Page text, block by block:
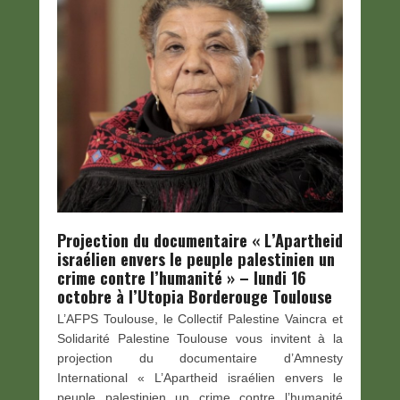
Projection du documentaire « L’Apartheid
israélien envers le peuple palestinien un
crime contre l’humanité » – lundi 16
octobre à l’Utopia Borderouge Toulouse
L’AFPS Toulouse, le Collectif Palestine Vaincra et
Solidarité Palestine Toulouse vous invitent à la
projection du documentaire d’Amnesty
International « L’Apartheid israélien envers le